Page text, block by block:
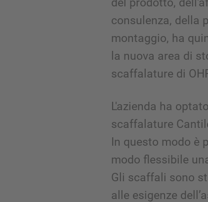
consulenza, della
montaggio, ha
la nuova area di
scaffalature di
L'azienda ha
scaffalature
In questo modo è
modo flessibile
Gli scaffali sono
alle esigenze